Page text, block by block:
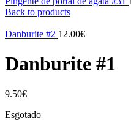
Back to products
Danburite #2 12.00€
Danburite #1
9.50€
Esgotado